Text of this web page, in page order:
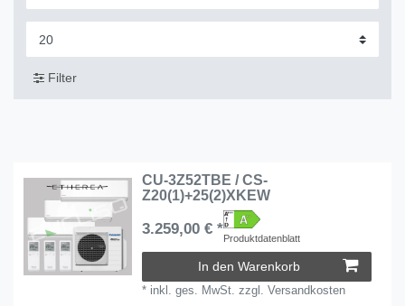
Filter
CU-3Z52TBE / CS-
Z20(1)+25(2)XKEW
Produktdatenblatt
3.259,00 € *
In den Warenkorb
* inkl. ges. MwSt. zzgl.Versandkosten